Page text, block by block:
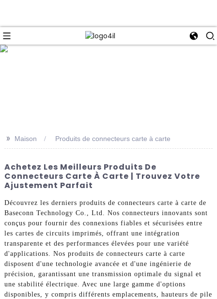
>> Maison Produits de connecteurs carte à carte
Achetez Les Meilleurs Produits De
Connecteurs Carte À Carte | Trouvez Votre
Ajustement Parfait
Découvrez les derniers produits de connecteurs carte à carte de
Baseconn Technology Co., Ltd. Nos connecteurs innovants sont
conçus pour fournir des connexions fiables et sécurisées entre
les cartes de circuits imprimés, offrant une intégration
transparente et des performances élevées pour une variété
d'applications. Nos produits de connecteurs carte à carte
disposent d'une technologie avancée et d'une ingénierie de
précision, garantissant une transmission optimale du signal et
une stabilité électrique. Avec une large gamme d'options
disponibles, y compris différents emplacements, hauteurs de pile